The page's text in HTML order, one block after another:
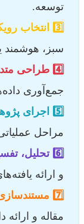
توسعه.
3️⃣ انتخاب رویکرد فناورانه:
سبز، هوشمند
4️⃣ طراحی متدولوژی دقیق:
جمع‌آوری
5️⃣ اجرای پژوهش و جمع‌آوری داده‌ها:
مراحل
6️⃣ تحلیل، تفسیر و نتیجه‌گیری:
و ارائه
7️⃣ مستندسازی و انتشار نتایج:
مقاله و